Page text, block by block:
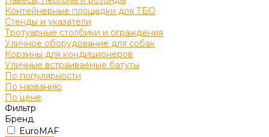
Контейнерные площадки для ТБО
Стенды и указатели
Тротуарные столбики и ограждения
Уличное оборудование для собак
Корзины для кондиционеров
Уличные встраиваемые батуты
По популярности
По названию
По цене
Фильтр
Бренд
EuroMAF